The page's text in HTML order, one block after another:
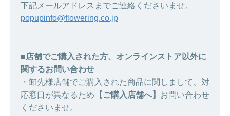
下記メールアドレスまでご連絡くださいませ。
popupinfo@flowering.co.jp
■店舗でご購入された方、オンラインストア以外に
関するお問い合わせ
・卸先様店舗でご購入された商品に関しまして、対
応窓口が異なるため 【ご購入店舗へ】 お問い合わせ
くださいませ。